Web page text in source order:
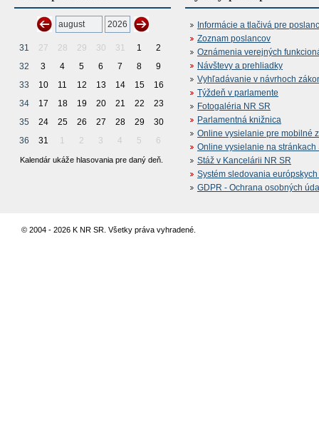
31 27 28 29 30 31 1
2
32
3 4 5 6 7 8
9
33
10 11 12 13 14 15
16
34
17 18 19 20 21 22
23
35
24 25 26 27 28 29
30
36
31 1 2 3 4 5 6
Kalendár ukáže hlasovania pre daný deň.
Informácie a tlačivá pre
Zoznam poslancov
Oznámenia verejných
Návštevy a prehliadky
Vyhľadávanie v návrhoch
Týždeň v parlamente
Fotogaléria NR SR
Parlamentná knižnica
Online vysielanie pre mobilné
Online vysielanie na stránkach
Stáž v Kancelárii NR SR
Systém sledovania
GDPR - Ochrana osobných
© 2004 - 2026 K NR SR. Všetky práva vyhradené.